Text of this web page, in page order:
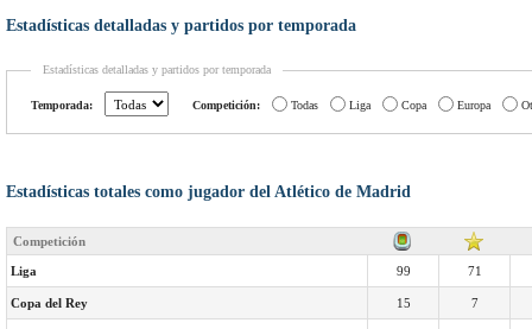
Estadísticas detalladas y partidos por temporada
Estadísticas detalladas y partidos por temporada
Temporada: Competición: Todas Liga Copa Europa
Estadísticas totales como jugador del Atlético de Madrid
Competición
Liga 99 71
Copa del Rey 15 7